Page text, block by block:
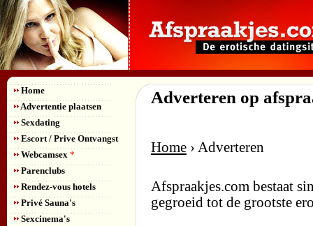
Home
Advertentie plaatsen
Sexdating
Escort / Prive Ontvangst
Webcamsex *
Parenclubs
Rendez-vous hotels
Privé Sauna's
Sexcinema's
Adverteren op
Home › Adverteren
Afspraakjes.com bestaat
gegroeid tot de grootste